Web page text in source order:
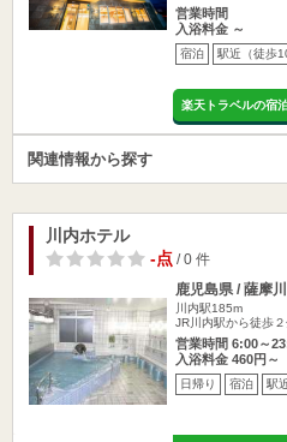
営業時間
入浴料金 ～
宿泊 駅近（徒歩
楽天トラベルの宿
関連情報から探す
川内ホテル
-点/ 0 件
鹿児島県 / 薩摩
川内駅185m
JR川内駅から徒歩
営業時間 6:00～
入浴料金 460円～
日帰り 宿泊 駅